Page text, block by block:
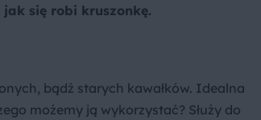
się robi kruszonkę.
bądź starych kawałków. Idealna
możemy ją wykorzystać? Służy do